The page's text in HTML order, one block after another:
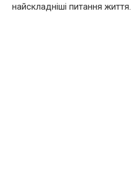
найскладніші питання життя.